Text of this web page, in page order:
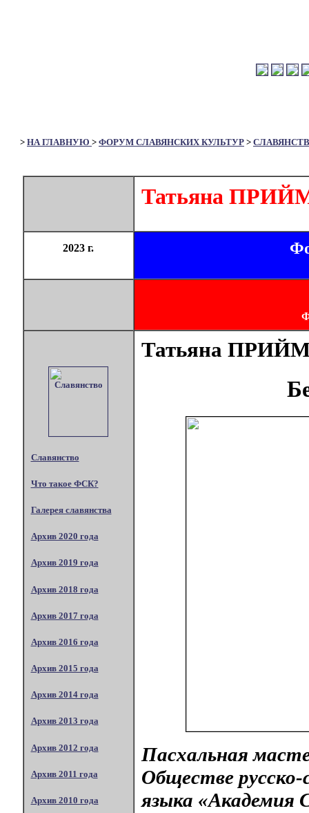
> НА ГЛАВНУЮ > ФОРУМ СЛАВЯНСКИХ КУЛЬТУР >
Татьяна
2023 г.
Славянство
Что такое ФСК?
Галерея славянства
Архив 2020 года
Архив 2019 года
Архив 2018 года
Архив 2017 года
Архив 2016 года
Архив 2015 года
Архив 2014 года
Архив 2013 года
Архив 2012 года
Архив 2011 года
Архив 2010 года
Татьяна
Пасхальная
Обществе русско-
языка «Академия